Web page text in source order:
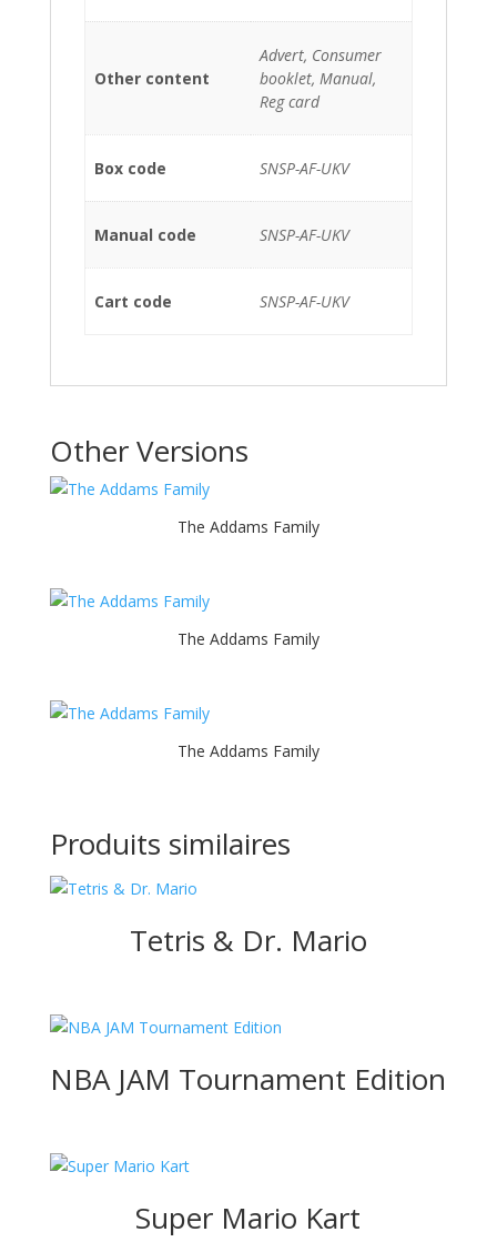
Other content
Advert, Consumer
booklet, Manual,
Reg card
Box code SNSP-AF-UKV
Manual code SNSP-AF-UKV
Cart code SNSP-AF-UKV
Other Versions
The Addams Family
The Addams Family
The Addams Family
Produits similaires
Tetris & Dr. Mario
NBA JAM Tournament Edition
Super Mario Kart